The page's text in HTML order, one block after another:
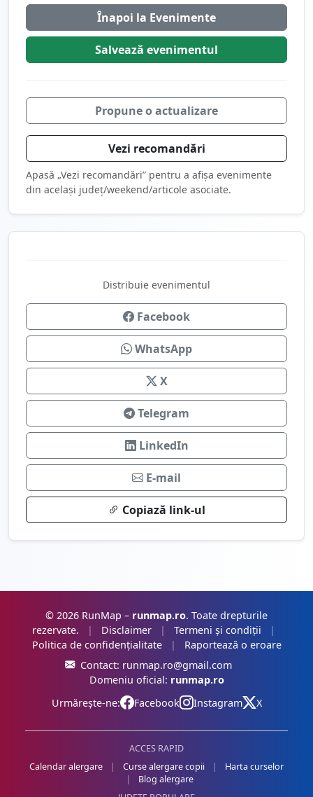
Înapoi la Evenimente
Salvează evenimentul
Propune o actualizare
Vezi recomandări
Apasă „Vezi recomandări” pentru a afișa evenimente
din același județ/weekend/articole asociate.
Distribuie evenimentul
Facebook
WhatsApp
X
Telegram
LinkedIn
E-mail
Copiază link-ul
© 2026 RunMap – runmap.ro. Toate drepturile
rezervate.
| Disclaimer | Termeni și condiții
|
Politica de confidențialitate
|
Raportează o eroare
Contact: runmap.ro@gmail.com
Domeniu oficial: runmap.ro
Urmărește-ne:
Facebook Instagram X
ACCES RAPID
Calendar alergare
| Curse alergare copii |
Harta curselor
|
Blog alergare